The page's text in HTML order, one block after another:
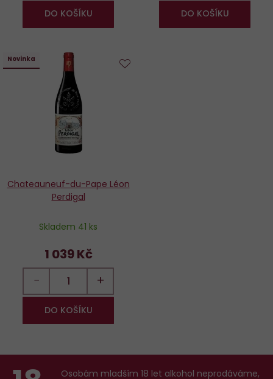
DO KOŠÍKU DO KOŠÍKU
Novinka
Chateauneuf-du-Pape Léon
Perdigal
Skladem 41 ks
1 039 Kč
− +
DO KOŠÍKU
Osobám mladším 18 let alkohol neprodáváme,